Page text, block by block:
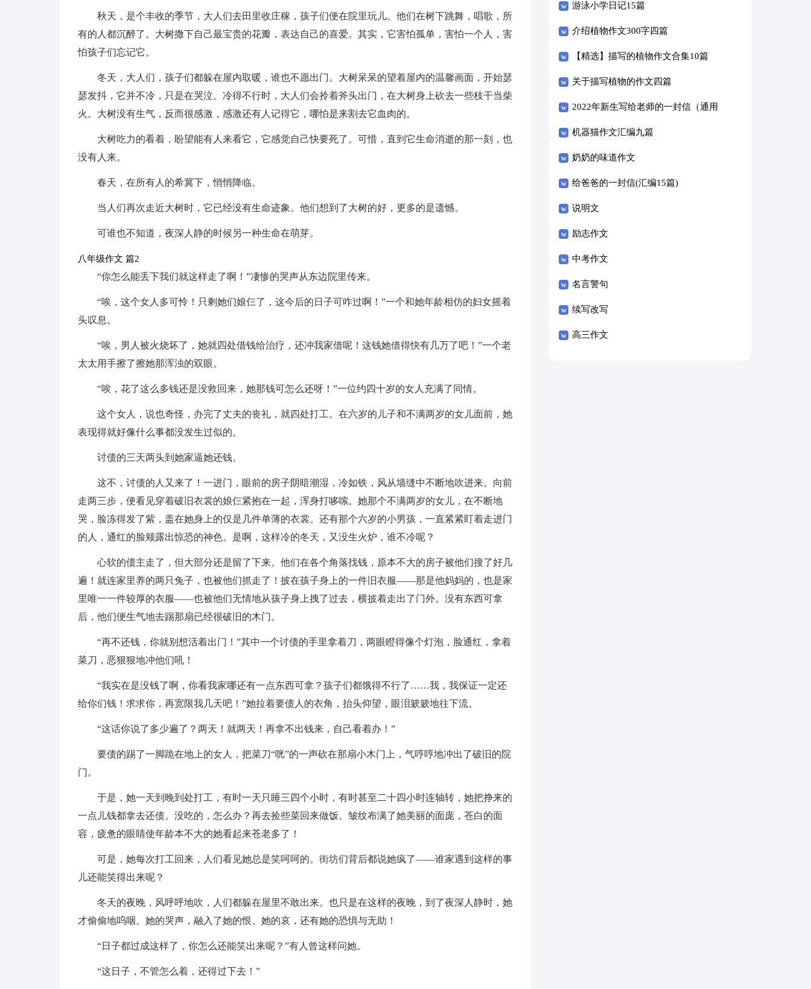
秋天，是个丰收的季节，大人们去田里收庄稼，孩子们便在院里玩儿。他们在树下跳舞，唱歌，所
有的人都沉醉了。大树撒下自己最宝贵的花瓣，表达自己的喜爱。其实，它害怕孤单，害怕一个人，害
怕孩子们忘记它。
冬天，大人们，孩子们都躲在屋内取暖，谁也不愿出门。大树呆呆的望着屋内的温馨画面，开始瑟
瑟发抖，它并不冷，只是在哭泣。冷得不行时，大人们会拎着斧头出门，在大树身上砍去一些枝干当柴
火。大树没有生气，反而很感激，感激还有人记得它，哪怕是来割去它血肉的。
大树吃力的看着，盼望能有人来看它，它感觉自己快要死了。可惜，直到它生命消逝的那一刻，也
没有人来。
春天，在所有人的希冀下，悄悄降临。
当人们再次走近大树时，它已经没有生命迹象。他们想到了大树的好，更多的是遗憾。
可谁也不知道，夜深人静的时候另一种生命在萌芽。
八年级作文 篇2
“你怎么能丢下我们就这样走了啊！”凄惨的哭声从东边院里传来。
“唉，这个女人多可怜！只剩她们娘仨了，这今后的日子可咋过啊！”一个和她年龄相仿的妇女摇着
头叹息。
“唉，男人被火烧坏了，她就四处借钱给治疗，还冲我家借呢！这钱她借得快有几万了吧！”一个老
太太用手擦了擦她那浑浊的双眼。
“唉，花了这么多钱还是没救回来，她那钱可怎么还呀！”一位约四十岁的女人充满了同情。
这个女人，说也奇怪，办完了丈夫的丧礼，就四处打工。在六岁的儿子和不满两岁的女儿面前，她
表现得就好像什么事都没发生过似的。
讨债的三天两头到她家逼她还钱。
这不，讨债的人又来了！一进门，眼前的房子阴暗潮湿，冷如铁，风从墙缝中不断地吹进来。向前
走两三步，便看见穿着破旧衣裳的娘仨紧抱在一起，浑身打哆嗦。她那个不满两岁的女儿，在不断地
哭，脸冻得发了紫，盖在她身上的仅是几件单薄的衣裳。还有那个六岁的小男孩，一直紧紧盯着走进门
的人，通红的脸颊露出惊恐的神色。是啊，这样冷的冬天，又没生火炉，谁不冷呢？
心软的债主走了，但大部分还是留了下来。他们在各个角落找钱，原本不大的房子被他们搜了好几
遍！就连家里养的两只兔子，也被他们抓走了！披在孩子身上的一件旧衣服——那是他妈妈的，也是家
里唯一一件较厚的衣服——也被他们无情地从孩子身上拽了过去，横披着走出了门外。没有东西可拿
后，他们便生气地去踢那扇已经很破旧的木门。
“再不还钱，你就别想活着出门！”其中一个讨债的手里拿着刀，两眼瞪得像个灯泡，脸通红，拿着
菜刀，恶狠狠地冲他们吼！
“我实在是没钱了啊，你看我家哪还有一点东西可拿？孩子们都饿得不行了……我，我保证一定还
给你们钱！求求你，再宽限我几天吧！”她拉着要债人的衣角，抬头仰望，眼泪簌簌地往下流。
“这话你说了多少遍了？两天！就两天！再拿不出钱来，自己看着办！”
要债的踢了一脚跪在地上的女人，把菜刀“咣”的一声砍在那扇小木门上，气哼哼地冲出了破旧的院
门。
于是，她一天到晚到处打工，有时一天只睡三四个小时，有时甚至二十四小时连轴转，她把挣来的
一点儿钱都拿去还债。没吃的，怎么办？再去捡些菜回来做饭。皱纹布满了她美丽的面庞，苍白的面
容，疲惫的眼睛使年龄本不大的她看起来苍老多了！
可是，她每次打工回来，人们看见她总是笑呵呵的。街坊们背后都说她疯了——谁家遇到这样的事
儿还能笑得出来呢？
冬天的夜晚，风呼呼地吹，人们都躲在屋里不敢出来。也只是在这样的夜晚，到了夜深人静时，她
才偷偷地呜咽。她的哭声，融入了她的恨、她的哀，还有她的恐惧与无助！
“日子都过成这样了，你怎么还能笑出来呢？”有人曾这样问她。
“这日子，不管怎么着，还得过下去！”
游泳小学日记15篇
介绍植物作文300字四篇
【精选】描写的植物作文合集10篇
关于描写植物的作文四篇
2022年新生写给老师的一封信（通用
8篇）
机器猫作文汇编九篇
奶奶的味道作文
给爸爸的一封信(汇编15篇)
说明文
励志作文
中考作文
名言警句
续写改写
高三作文